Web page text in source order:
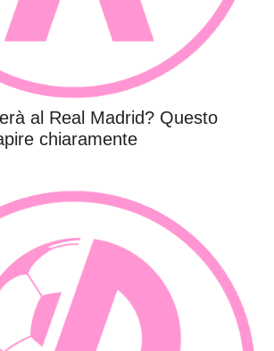
al Real Madrid? Questo
chiaramente